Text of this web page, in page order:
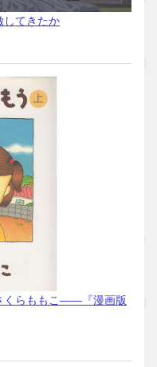
してきたか
くらももこ――『漫画版